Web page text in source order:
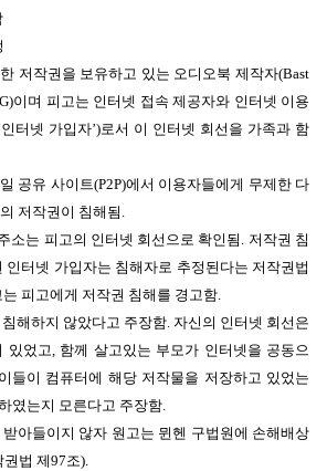
저작권을 보유하고 있는 오디오북 제작자(Bast
이며 피고는 인터넷 접속 제공자와 인터넷 이용
터넷 가입자’)로서 이 인터넷 회선을 가족과 함
공유 사이트(P2P)에서 이용자들에게 무제한 다
저작권이 침해됨.
소는 피고의 인터넷 회선으로 확인됨. 저작권 침
인터넷 가입자는 침해자로 추정된다는 저작권법
피고에게 저작권 침해를 경고함.
해하지 않았다고 주장함. 자신의 인터넷 회선은
있었고, 함께 살고있는 부모가 인터넷을 공동으
들이 컴퓨터에 해당 저작물을 저장하고 있었는
였는지 모른다고 주장함.
아들이지 않자 원고는 뮌헨 구법원에 손해배상
법 제97조).